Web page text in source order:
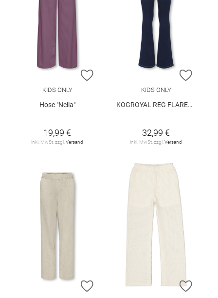
ZUR WUNSCHLISTE HINZUFÜGEN
KIDS ONLY
Hose "Nella"
19,99 €
inkl. MwSt. zzgl. Versand
ZUR
KIDS ONLY
KOGROYAL REG FLARED DNM PIM0237 NOOS
32,99 €
inkl. MwSt. zzgl. Versand
ZUR WUNSCHLISTE HINZUFÜGEN
ZUR